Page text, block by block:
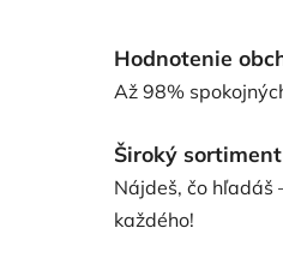
Hodnotenie
Až 98%
Široký sortiment
Nájdeš, čo hľadáš
každého!